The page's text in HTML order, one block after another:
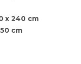
x 240 cm
cm